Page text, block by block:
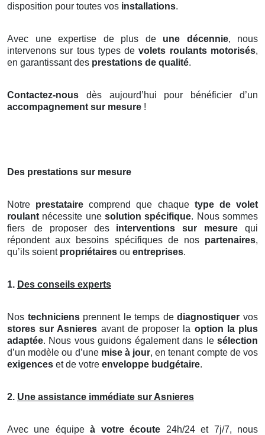
disposition pour toutes vos installations.
Avec une expertise de plus de une décennie, nous
intervenons sur tous types devolets roulants motorisés,
en garantissant des prestations de qualité.
Contactez-nous dès aujourd’hui pour bénéficier d’un
accompagnement sur mesure !
Des prestations sur mesure
Notre prestataire comprend que chaque type de volet
roulant nécessite une solution spécifique. Nous sommes
fiers de proposer des interventions sur mesure qui
répondent aux besoins spécifiques de nos partenaires,
qu’ils soient propriétaires ou entreprises.
1. Des conseils experts
Nos techniciensprennent le temps dediagnostiquer vos
stores sur Asnieres avant de proposer la option la plus
adaptée. Nous vous guidons également dans le sélection
d’un modèle ou d’une mise à jour, en tenant compte de vos
exigences et de votre enveloppe budgétaire.
2. Une assistance immédiate sur Asnieres
Avec une équipeà votre écoute 24h/24 et 7j/7, nous